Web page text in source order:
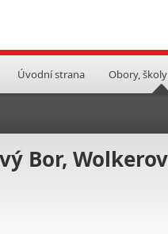
Úvodní strana Obory,
Bor,